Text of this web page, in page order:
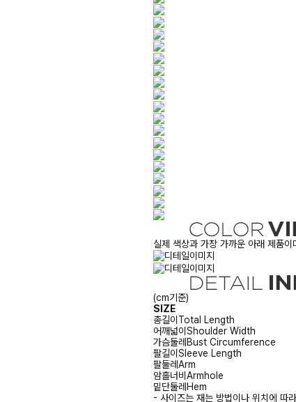
실제 색상과 가장 가까운 아래 제품
(cm기준)
SIZE
총길이 Total Length
어깨넓이 Shoulder Width
가슴둘레 Bust Circumference
팔길이 Sleeve Length
팔둘레Arm
암홀너비 Armhole
밑단둘레 Hem
- 사이즈는 재는 방법이나 위치에 따